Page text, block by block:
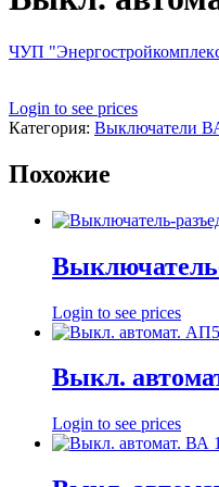
ЧУП
Login to see prices
Категория: Выключатели
Похожие
Login to see prices
Выкл.
Login to see prices